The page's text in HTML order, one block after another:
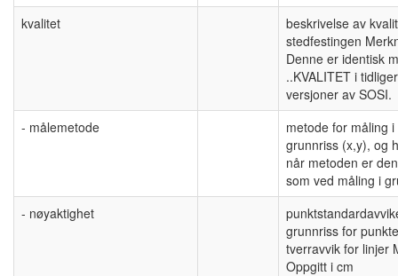
kvalitet
beskrivelse av
stedfestingen
Denne er identisk
..KVALITET i
versjoner av SOSI.
- målemetode
metode for måling i
grunnriss (x,y), og
når metoden er
som ved måling i
- nøyaktighet
grunnriss for
tverravvik for linjer
Oppgitt i cm